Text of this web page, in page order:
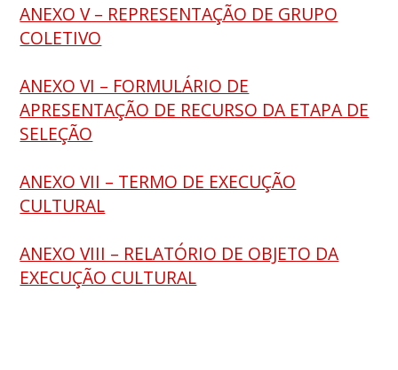
ANEXO V – REPRESENTAÇÃO DE GRUPO
COLETIVO
ANEXO VI – FORMULÁRIO DE
APRESENTAÇÃO DE RECURSO DA ETAPA DE
SELEÇÃO
ANEXO VII – TERMO DE EXECUÇÃO
CULTURAL
ANEXO VIII – RELATÓRIO DE OBJETO DA
EXECUÇÃO CULTURAL